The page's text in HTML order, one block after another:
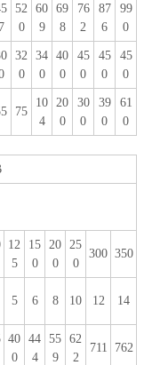
7
52
0
60
9
69
8
76
2
87
6
99
0
32
0
34
0
40
0
45
0
45
0
45
0
75
10
4
20
0
30
0
39
0
61
0
12
5
15
0
20
0
25
0
300 350
5 6 8 10 12 14
40
0
44
4
55
9
62
2
711 762